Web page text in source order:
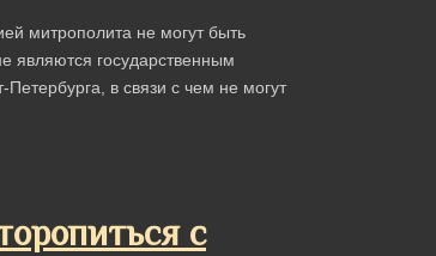
митрополита не могут быть
являются государственным
в связи с чем не могут
с